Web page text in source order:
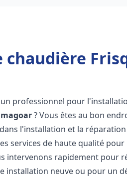
professionnel pour
? Vous êtes au bon
l'installation et la
services de haute qualité
intervenons rapidement pour
installation neuve ou pour un